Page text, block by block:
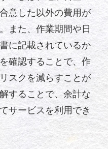
意した以外の費用が
また、作業期間や日
に記載されているか
確認することで、作
スクを減らすことが
することで、余計な
サービスを利用でき